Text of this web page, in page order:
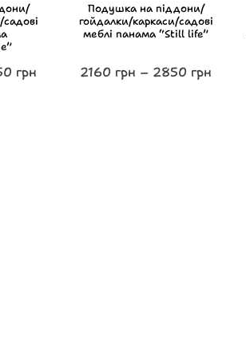
грн
Подушка на піддони/
гойдалки/каркаси/садові
меблі панама “Still life”
2160 грн – 2850 грн